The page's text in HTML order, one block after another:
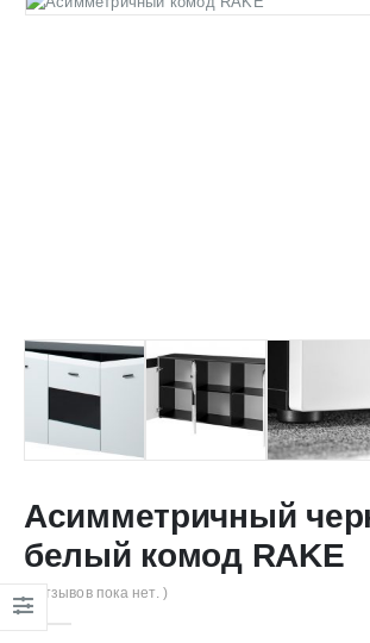
Асимметричный
белый комод RAKE
( Отзывов пока нет. )